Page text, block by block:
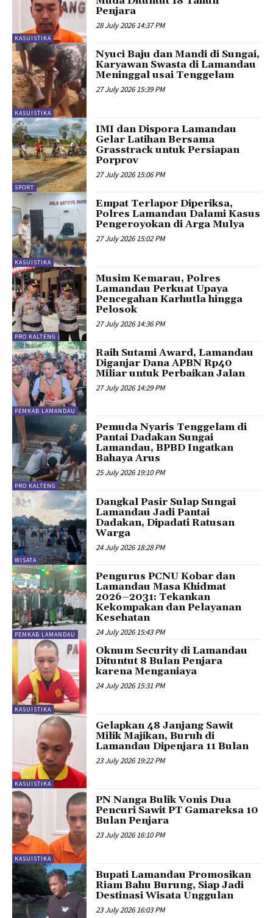
KASUISTIKA
Penjara
28 July 2026 14:37 PM
KASUISTIKA
Nyuci Baju dan Mandi di Sungai,
Karyawan Swasta di Lamandau
Meninggal usai Tenggelam
27 July 2026 15:39 PM
SPORT
IMI dan Dispora Lamandau
Gelar Latihan Bersama
Grasstrack untuk Persiapan
Porprov
27 July 2026 15:06 PM
KASUISTIKA
Empat Terlapor Diperiksa,
Polres Lamandau Dalami Kasus
Pengeroyokan di Arga Mulya
27 July 2026 15:02 PM
PRO KALTENG
Musim Kemarau, Polres
Lamandau Perkuat Upaya
Pencegahan Karhutla hingga
Pelosok
27 July 2026 14:36 PM
PEMKAB LAMANDAU
Raih Sutami Award, Lamandau
Diganjar Dana APBN Rp40
Miliar untuk Perbaikan Jalan
27 July 2026 14:29 PM
PRO KALTENG
Pemuda Nyaris Tenggelam di
Pantai Dadakan Sungai
Lamandau, BPBD Ingatkan
Bahaya Arus
25 July 2026 19:10 PM
WISATA
Dangkal Pasir Sulap Sungai
Lamandau Jadi Pantai
Dadakan, Dipadati Ratusan
Warga
24 July 2026 18:28 PM
PEMKAB LAMANDAU
Pengurus PCNU Kobar dan
Lamandau Masa Khidmat
2026–2031: Tekankan
Kekompakan dan Pelayanan
Kesehatan
24 July 2026 15:43 PM
KASUISTIKA
Oknum Security di Lamandau
Dituntut 8 Bulan Penjara
karena Menganiaya
24 July 2026 15:31 PM
KASUISTIKA
Gelapkan 48 Janjang Sawit
Milik Majikan, Buruh di
Lamandau Dipenjara 11 Bulan
23 July 2026 19:22 PM
KASUISTIKA
PN Nanga Bulik Vonis Dua
Pencuri Sawit PT Gamareksa 10
Bulan Penjara
23 July 2026 16:10 PM
Bupati Lamandau Promosikan
Riam Bahu Burung, Siap Jadi
Destinasi Wisata Unggulan
23 July 2026 16:03 PM